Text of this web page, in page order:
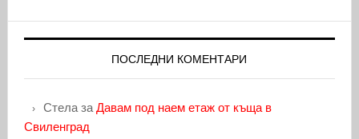
ПОСЛЕДНИ КОМЕНТАРИ
Стелаза Давам под наем етаж от къща в
Свиленград